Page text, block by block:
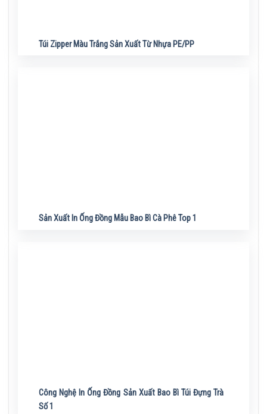
Túi Zipper Màu Trắng Sản Xuất Từ Nhựa PE/PP
Sản Xuất In Ống Đồng Mẫu Bao Bì Cà Phê Top 1
Công Nghệ In Ống Đồng Sản Xuất Bao Bì Túi Đựng Trà
Số 1